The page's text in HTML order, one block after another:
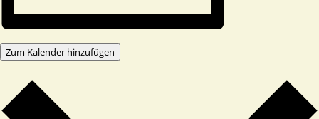
Zum Kalender hinzufügen